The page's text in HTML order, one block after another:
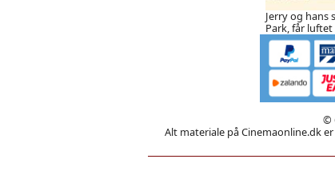
Jerry og hans
Park, får
©
Alt materiale på Cinemaonline.dk